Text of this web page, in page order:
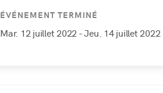
ÉVÉNEMENT TERMINÉ
Mar. 12 juillet 2022- Jeu. 14 juillet 2022